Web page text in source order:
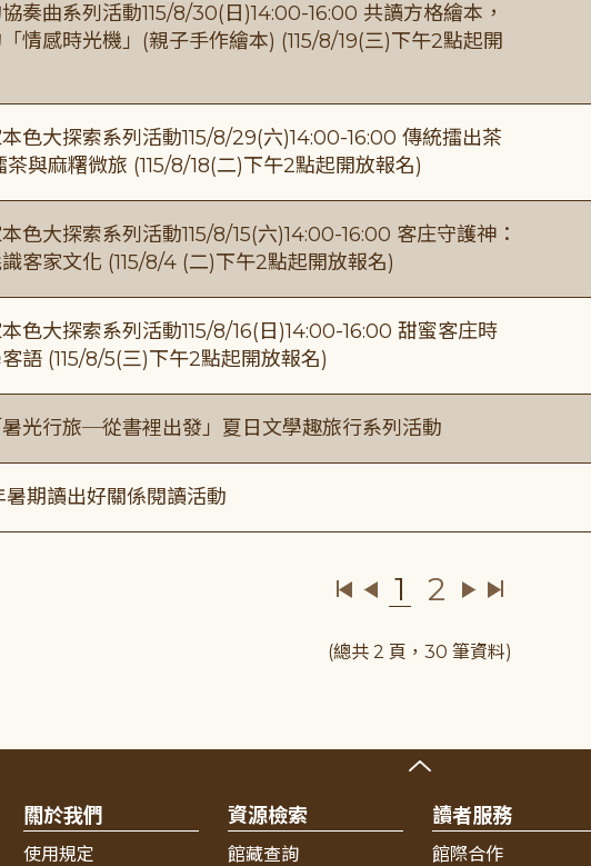
協奏曲系列活動115/8/30(日)14:00-16:00 共讀方格繪本，
情感時光機」(親子手作繪本) (115/8/19(三)下午2點起開
本色大探索系列活動115/8/29(六)14:00-16:00 傳統擂出茶
與麻糬微旅 (115/8/18(二)下午2點起開放報名)
色大探索系列活動115/8/15(六)14:00-16:00 客庄守護神：
客家文化 (115/8/4 (二)下午2點起開放報名)
本色大探索系列活動115/8/16(日)14:00-16:00 甜蜜客庄時
語 (115/8/5(三)下午2點起開放報名)
暑光行旅─從書裡出發」夏日文學趣旅行系列活動
暑期讀出好關係閱讀活動
1 2
(總共 2 頁，30 筆資料)
關於我們
使用規定
資源檢索
館藏查詢
讀者服務
館際合作